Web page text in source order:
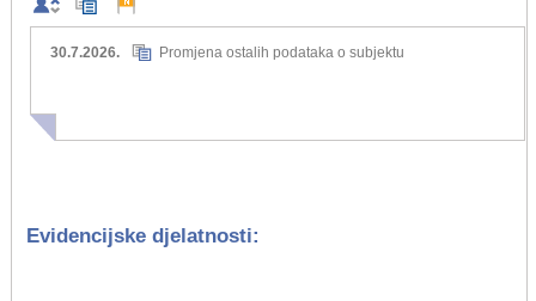
30.7.2026. Promjena ostalih podataka o subjektu
Evidencijske djelatnosti: